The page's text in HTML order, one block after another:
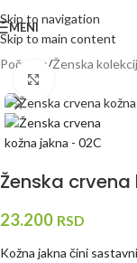
Skip to navigation
Skip to main content
MENI
Početna Ženska
Ženska
23.200 RSD
Kožna jakna čini